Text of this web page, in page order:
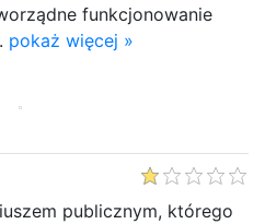
funkcjonowanie
pokaż więcej »
publicznym, którego